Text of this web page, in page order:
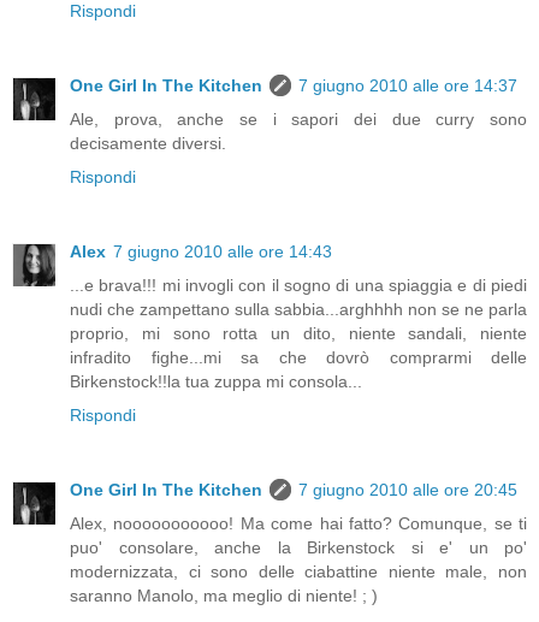
Rispondi
One Girl In The Kitchen
7 giugno 2010 alle ore 14:37
Ale, prova, anche se i sapori dei due curry sono
decisamente diversi.
Rispondi
Alex 7 giugno 2010 alle ore 14:43
...e brava!!! mi invogli con il sogno di una spiaggia e di piedi
nudi che zampettano sulla sabbia...arghhhh non se ne parla
proprio, mi sono rotta un dito, niente sandali, niente
infradito fighe...mi sa che dovrò comprarmi delle
Birkenstock!!la tua zuppa mi consola...
Rispondi
One Girl In The Kitchen
7 giugno 2010 alle ore 20:45
Alex, nooooooooooo! Ma come hai fatto? Comunque, se ti
puo' consolare, anche la Birkenstock si e' un po'
modernizzata, ci sono delle ciabattine niente male, non
saranno Manolo, ma meglio di niente! ; )